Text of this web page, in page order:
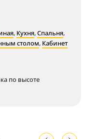
, Кухня,Спальня,
столом, Кабинет
по высоте